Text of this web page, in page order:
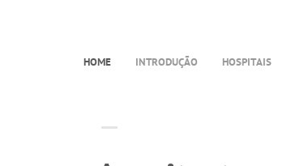
HOME INTRODUÇÃO HOSPITAIS